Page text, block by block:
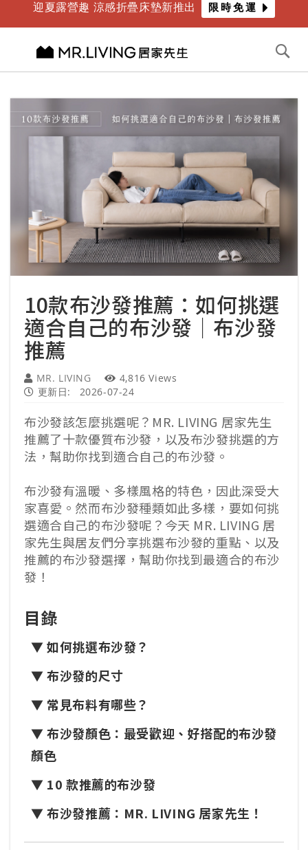
迎夏露營趣 涼感折疊床墊新推出 限時免運
容
10款布沙發推薦：如何挑選
適合自己的布沙發｜布沙發
推薦
MR. LIVING
4,816 Views
更新日:
2026-07-24
布沙發該怎麼挑選呢？MR. LIVING 居家先生
推薦了十款優質布沙發，以及布沙發挑選的方
法，幫助你找到適合自己的布沙發。
布沙發有溫暖、多樣風格的特色，因此深受大
家喜愛。然而布沙發種類如此多樣，要如何挑
選適合自己的布沙發呢？今天 MR. LIVING 居
家先生與居友們分享挑選布沙發的重點、以及
推薦的布沙發選擇，幫助你找到最適合的布沙
發！
目錄
▼ 如何挑選布沙發？
▼ 布沙發的尺寸
▼ 常見布料有哪些？
▼ 布沙發顏色：最受歡迎、好搭配的布沙發
顏色
▼ 10 款推薦的布沙發
▼ 布沙發推薦：MR. LIVING 居家先生！